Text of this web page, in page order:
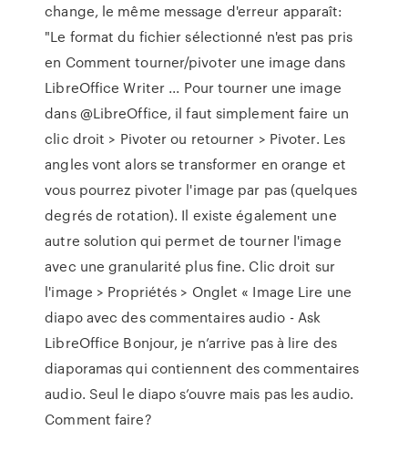
change, le même message d'erreur apparaît:
"Le format du fichier sélectionné n'est pas pris
en Comment tourner/pivoter une image dans
LibreOffice Writer ... Pour tourner une image
dans @LibreOffice, il faut simplement faire un
clic droit > Pivoter ou retourner > Pivoter. Les
angles vont alors se transformer en orange et
vous pourrez pivoter l'image par pas (quelques
degrés de rotation). Il existe également une
autre solution qui permet de tourner l'image
avec une granularité plus fine. Clic droit sur
l'image > Propriétés > Onglet « Image Lire une
diapo avec des commentaires audio - Ask
LibreOffice Bonjour, je n’arrive pas à lire des
diaporamas qui contiennent des commentaires
audio. Seul le diapo s’ouvre mais pas les audio.
Comment faire?